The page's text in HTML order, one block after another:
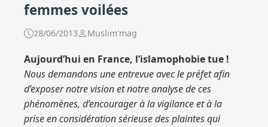
femmes voilées
28/06/2013 Muslim'mag
Aujourd’hui en France, l’islamophobie tue !
Nous demandons une entrevue avec le préfet afin
d’exposer notre vision et notre analyse de ces
phénomènes, d’encourager à la vigilance et à la
prise en considération sérieuse des plaintes qui